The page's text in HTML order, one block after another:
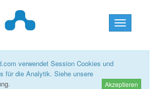
Toggle
navigation
verwendet Session Cookies und
für die Analytik. Siehe unsere
. Akzeptieren